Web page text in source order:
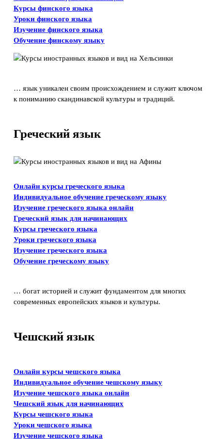
Курсы финского языка
Уроки финского языка
Изучение финского языка
Обучение финскому языку
… язык уникален своим происхождением и служит ключом
к пониманию скандинавской культуры и традиций.
Греческий язык
Онлайн курсы греческого языка
Индивидуальное обучение греческому языку
Изучение греческого языка онлайн
Греческий язык для начинающих
Курсы греческого языка
Уроки греческого языка
Изучение греческого языка
Обучение греческому языку
… богат историей и служит фундаментом для многих
современных европейских языков и культуры.
Чешский язык
Онлайн курсы чешского языка
Индивидуальное обучение чешскому языку
Изучение чешского языка онлайн
Чешский язык для начинающих
Курсы чешского языка
Уроки чешского языка
Изучение чешского языка